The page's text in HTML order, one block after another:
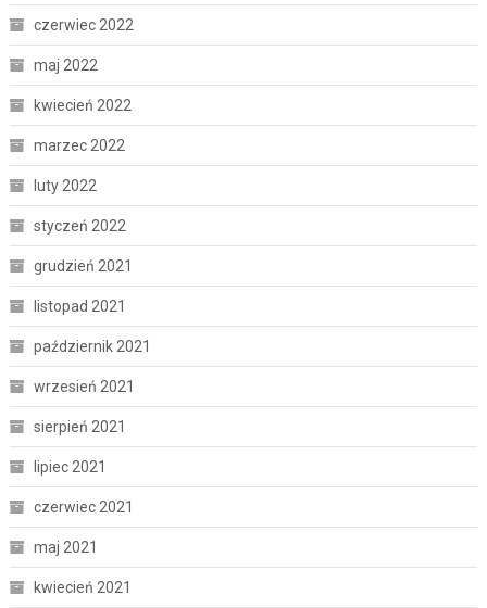
czerwiec 2022
maj 2022
kwiecień 2022
marzec 2022
luty 2022
styczeń 2022
grudzień 2021
listopad 2021
październik 2021
wrzesień 2021
sierpień 2021
lipiec 2021
czerwiec 2021
maj 2021
kwiecień 2021